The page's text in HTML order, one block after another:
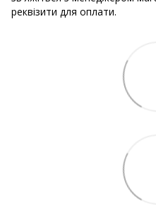
реквізити для оплати.